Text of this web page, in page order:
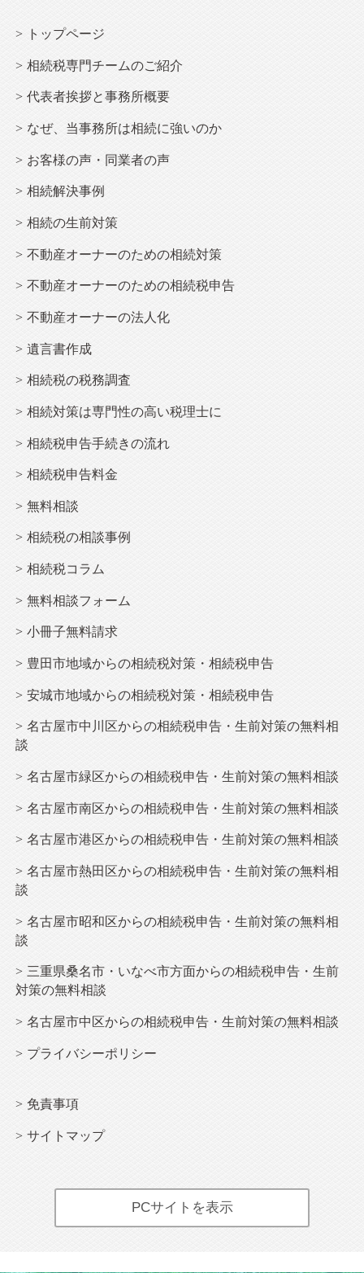
トップページ
相続税専門チームのご紹介
代表者挨拶と事務所概要
なぜ、当事務所は相続に強いのか
お客様の声・同業者の声
相続解決事例
相続の生前対策
不動産オーナーのための相続対策
不動産オーナーのための相続税申告
不動産オーナーの法人化
遺言書作成
相続税の税務調査
相続対策は専門性の高い税理士に
相続税申告手続きの流れ
相続税申告料金
無料相談
相続税の相談事例
相続税コラム
無料相談フォーム
小冊子無料請求
豊田市地域からの相続税対策・相続税申告
安城市地域からの相続税対策・相続税申告
名古屋市中川区からの相続税申告・生前対策の無料相
談
名古屋市緑区からの相続税申告・生前対策の無料相談
名古屋市南区からの相続税申告・生前対策の無料相談
名古屋市港区からの相続税申告・生前対策の無料相談
名古屋市熱田区からの相続税申告・生前対策の無料相
談
名古屋市昭和区からの相続税申告・生前対策の無料相
談
三重県桑名市・いなべ市方面からの相続税申告・生前
対策の無料相談
名古屋市中区からの相続税申告・生前対策の無料相談
プライバシーポリシー
免責事項
サイトマップ
PCサイトを表示